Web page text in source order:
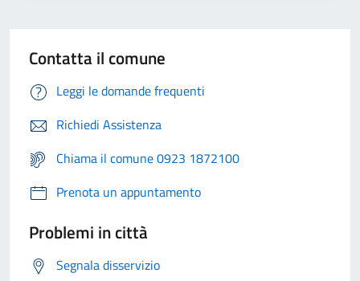
Contatta il comune
Leggi le domande frequenti
Richiedi Assistenza
Chiama il comune 0923 1872100
Prenota un appuntamento
Problemi in città
Segnala disservizio